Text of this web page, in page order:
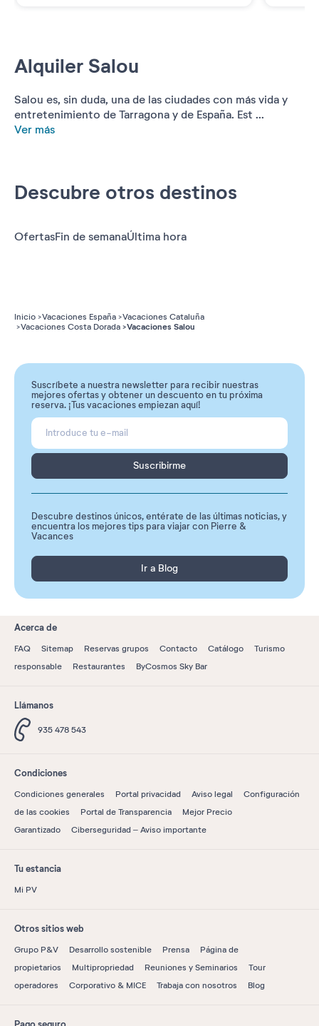
Alquiler Salou
Salou es, sin duda, una de las ciudades con más vida y
entretenimiento de Tarragona y de España. Est ...
Ver más
Descubre otros destinos
OfertasFin de semanaÚltima hora
Inicio Vacaciones España
Vacaciones Cataluña
Vacaciones Costa Dorada
Vacaciones Salou
Suscríbete a nuestra newsletter para recibir nuestras
mejores ofertas y obtener un descuento en tu próxima
reserva. ¡Tus vacaciones empiezan aquí!
Suscribirme
Descubre destinos únicos, entérate de las últimas noticias, y
encuentra los mejores tips para viajar con Pierre &
Vacances
Ir a Blog
Acerca de
FAQ Sitemap Reservas grupos Contacto Catálogo
Turismo
responsable
Restaurantes ByCosmos Sky Bar
Llámanos
935 478 543
Condiciones
Condiciones generales Portal privacidad Aviso legal
Configuración
de las cookies
Portal de Transparencia
Mejor Precio
Garantizado
Ciberseguridad – Aviso importante
Tu estancia
Mi PV
Otros sitios web
Grupo P&V Desarrollo sostenible Prensa
Página de
propietarios
Multipropriedad Reuniones y Seminarios
Tour
operadores
Corporativo & MICE Trabaja con nosotros Blog